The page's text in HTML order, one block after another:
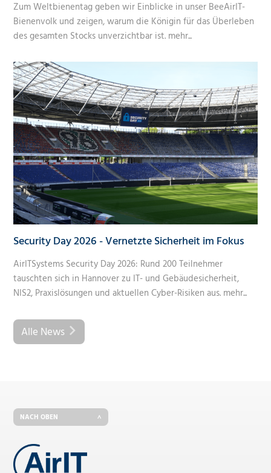
Zum Weltbienentag geben wir Einblicke in unser BeeAirIT-
Bienenvolk und zeigen, warum die Königin für das Überleben
des gesamten Stocks unverzichtbar ist. mehr...
Security Day 2026 - Vernetzte Sicherheit im Fokus
AirITSystems Security Day 2026: Rund 200 Teilnehmer
tauschten sich in Hannover zu IT- und Gebäudesicherheit,
NIS2, Praxislösungen und aktuellen Cyber-Risiken aus. mehr...
Alle News
NACH OBEN